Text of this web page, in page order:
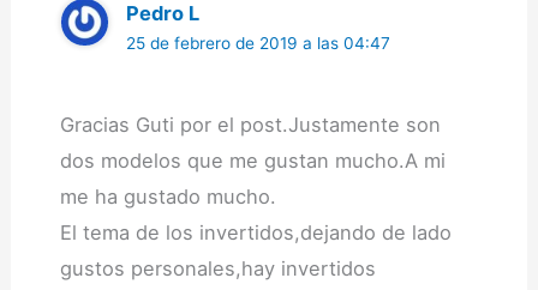
Pedro L
25 de febrero de 2019 a las 04:47
Gracias Guti por el post.Justamente son
dos modelos que me gustan mucho.A mi
me ha gustado mucho.
El tema de los invertidos,dejando de lado
gustos personales,hay invertidos